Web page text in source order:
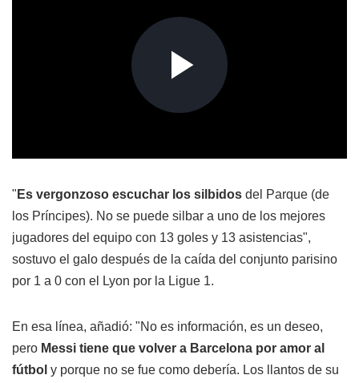
" Es vergonzoso escuchar los silbidos del Parque (de
los Príncipes). No se puede silbar a uno de los mejores
jugadores del equipo con 13 goles y 13 asistencias",
sostuvo el galo después de la caída del conjunto parisino
por 1 a 0 con el Lyon por la Ligue 1.
En esa línea, añadió: "No es información, es un deseo,
pero Messi tiene que volver a Barcelona por amor al
fútbol y porque no se fue como debería. Los llantos de su